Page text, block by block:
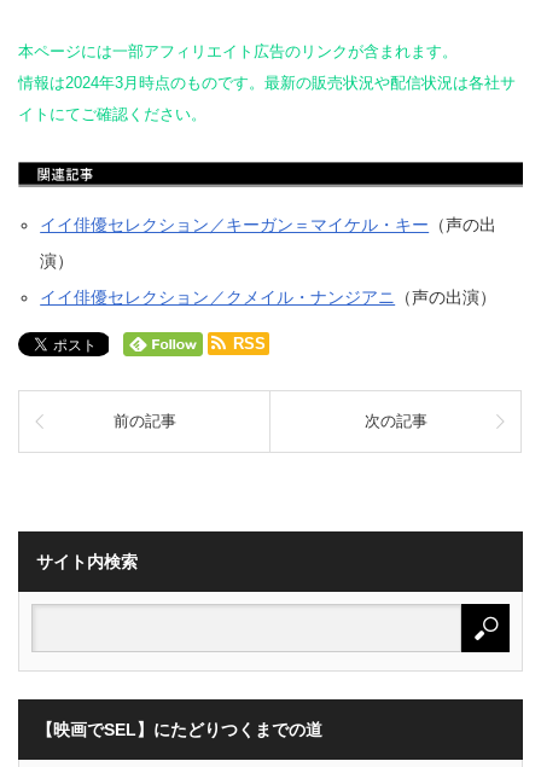
本ページには一部アフィリエイト広告のリンクが含まれます。
情報は2024年3月時点のものです。最新の販売状況や配信状況は各社サ
イトにてご確認ください。
イイ俳優セレクション／キーガン＝マイケル・キー （声の出
演）
イイ俳優セレクション／クメイル・ナンジアニ
（声の出演）
RSS
前の記事 次の記事
サイト内検索
【映画でSEL】にたどりつくまでの道